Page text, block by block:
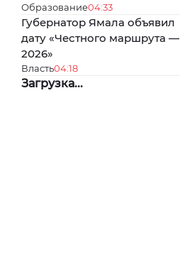
Образование04:33
Губернатор Ямала объявил
дату «Честного маршрута —
2026»
Власть04:18
Загрузка...